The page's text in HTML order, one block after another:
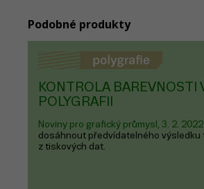
Podobné produkty
KONTROLA BAREVNOSTI
POLYGRAFII
Noviny pro grafický průmysl, 3. 2. 2022
dosáhnout předvídatelného výsledku
z tiskových dat.